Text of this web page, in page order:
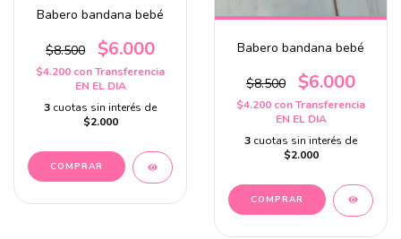
Babero bandana bebé
$8.500 $6.000
$4.200 conTransferencia
EN EL DIA
3 cuotas sin interés de
$2.000
Babero bandana bebé
$8.500 $6.000
$4.200 conTransferencia
EN EL DIA
3 cuotas sin interés de
$2.000